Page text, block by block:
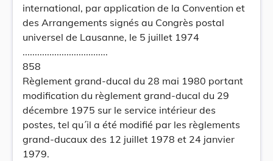
international, par application de la Convention et
des Arrangements signés au Congrès postal
universel de Lausanne, le 5 juillet 1974
...................................
858
Règlement grand-ducal du 28 mai 1980 portant
modification du règlement grand-ducal du 29
décembre 1975 sur le service intérieur des
postes, tel qu´il a été modifié par les règlements
grand-ducaux des 12 juillet 1978 et 24 janvier
1979.